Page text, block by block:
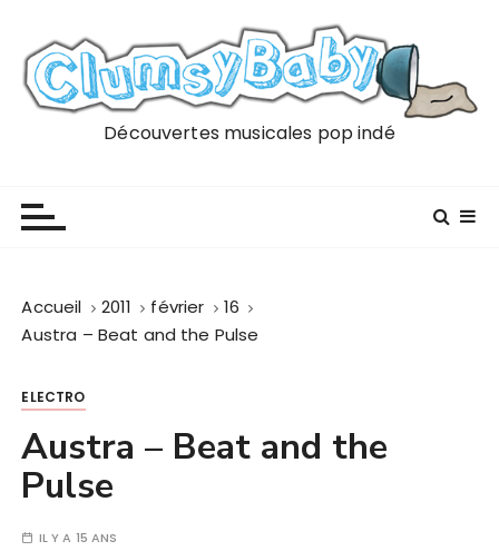
Découvertes musicales pop indé
Accueil 2011 février
16
Austra – Beat and the Pulse
ELECTRO
Austra – Beat and the
Pulse
IL Y A 15 ANS